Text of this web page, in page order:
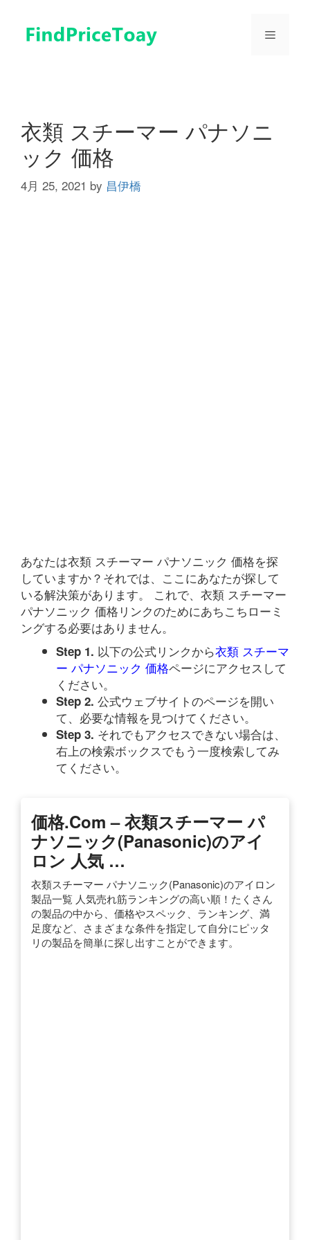
メ
衣類 スチーマー パナソニ
ック 価格
4月 25, 2021 by 昌伊橋
あなたは衣類 スチーマー パナソニック 価格を探
していますか？それでは、ここにあなたが探して
いる解決策があります。 これで、衣類 スチーマー
パナソニック 価格リンクのためにあちこちローミ
ングする必要はありません。
Step 1. 以下の公式リンクから衣類 スチーマ
ー パナソニック 価格ページにアクセスして
ください。
Step 2. 公式ウェブサイトのページを開い
て、必要な情報を見つけてください。
Step 3. それでもアクセスできない場合は、
右上の検索ボックスでもう一度検索してみ
てください。
価格.com – 衣類スチーマー パ
ナソニック(Panasonic)のアイ
ロン 人気 …
衣類スチーマー パナソニック(Panasonic)のアイロン
製品一覧 人気売れ筋ランキングの高い順！たくさん
の製品の中から、価格やスペック、ランキング、満
足度など、さまざまな条件を指定して自分にピッタ
リの製品を簡単に探し出すことができます。